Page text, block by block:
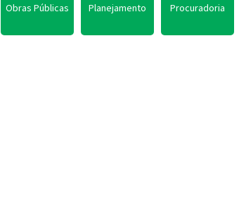
Obras Públicas Planejamento Procuradoria